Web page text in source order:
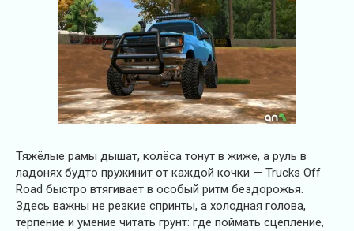
Тяжёлые рамы дышат, колёса тонут в жиже, а руль в
ладонях будто пружинит от каждой кочки — Trucks Off
Road быстро втягивает в особый ритм бездорожья.
Здесь важны не резкие спринты, а холодная голова,
терпение и умение читать грунт: где поймать сцепление,